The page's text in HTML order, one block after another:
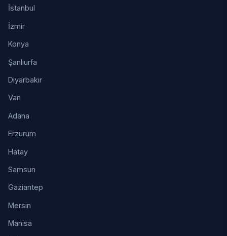
İstanbul
İzmir
Konya
Şanlıurfa
Diyarbakır
Van
Adana
Erzurum
Hatay
Samsun
Gaziantep
Mersin
Manisa